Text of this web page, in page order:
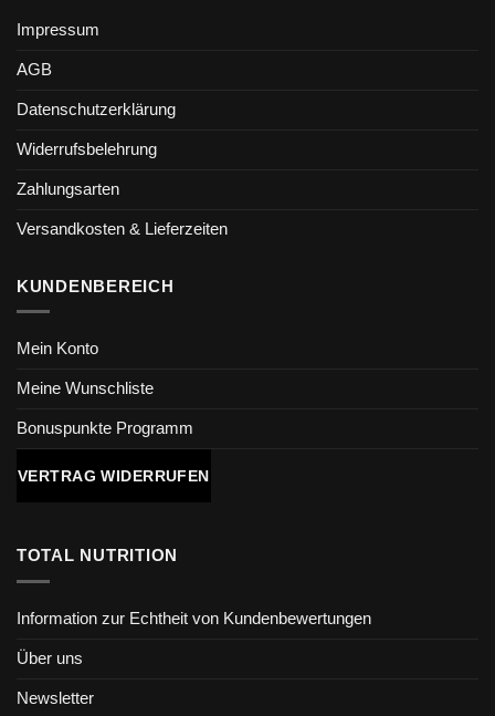
Impressum
AGB
Datenschutzerklärung
Widerrufsbelehrung
Zahlungsarten
Versandkosten & Lieferzeiten
KUNDENBEREICH
Mein Konto
Meine Wunschliste
Bonuspunkte Programm
VERTRAG WIDERRUFEN
TOTAL NUTRITION
Information zur Echtheit von Kundenbewertungen
Über uns
Newsletter